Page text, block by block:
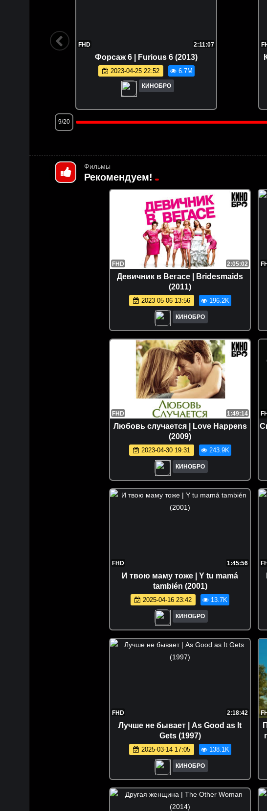
FHD 2:11:07
Форсаж 6 | Furious 6 (2013)
2023-04-25 22:52 6.7M
КИНОБРО
9/20
Фильмы
Рекомендуем!
FHD 2:05:02
Девичник в Вегасе | Bridesmaids
(2011)
2023-05-06 13:56 196.2K
КИНОБРО
FHD 1:49:14
Любовь случается | Love Happens
(2009)
2023-04-30 19:31 243.9K
КИНОБРО
FHD 1:45:56
И твою маму тоже | Y tu mamá
también (2001)
2025-04-16 23:42 13.7K
КИНОБРО
FHD 2:18:42
Лучше не бывает | As Good as It
Gets (1997)
2025-03-14 17:05 138.1K
КИНОБРО